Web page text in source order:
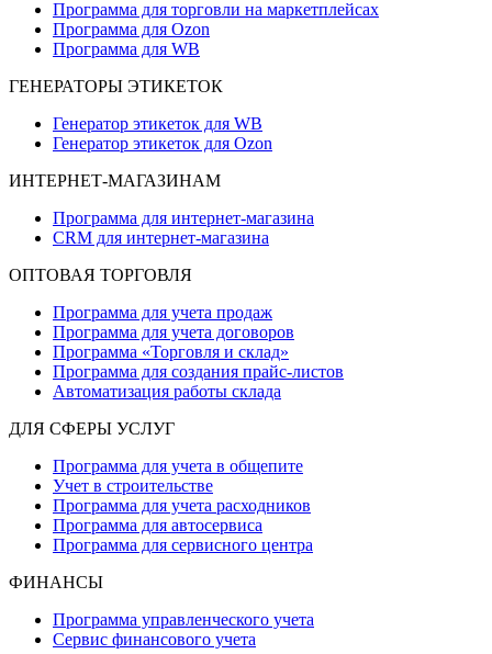
Программа для торговли на маркетплейсах
Программа для Ozon
Программа для WB
ГЕНЕРАТОРЫ ЭТИКЕТОК
Генератор этикеток для WB
Генератор этикеток для Ozon
ИНТЕРНЕТ-МАГАЗИНАМ
Программа для интернет-магазина
CRM для интернет-магазина
ОПТОВАЯ ТОРГОВЛЯ
Программа для учета продаж
Программа для учета договоров
Программа «Торговля и склад»
Программа для создания прайс‑листов
Автоматизация работы склада
ДЛЯ СФЕРЫ УСЛУГ
Программа для учета в общепите
Учет в строительстве
Программа для учета расходников
Программа для автосервиса
Программа для сервисного центра
ФИНАНСЫ
Программа управленческого учета
Сервис финансового учета